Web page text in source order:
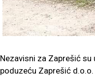
Nezavisni za Zaprešić
poduzeću Zaprešić